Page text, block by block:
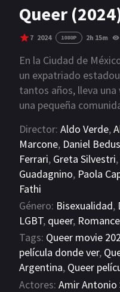
Queer
7 2024 1080P 2h 15m
En la Ciudad de
un expatriado
tantos años, lleva
una pequeña
un joven estudiante,
finalmente una
Director: Aldo Verde,
Marcone, Daniel
Ferrari, Greta Silvestri,
Guadagnino, Paola
Fathi
Género: Bisexualidad,
LGBT, queer, Romance
Tags: Queer movie
película donde ver,
Argentina, Queer
Actores: Amir Antonio